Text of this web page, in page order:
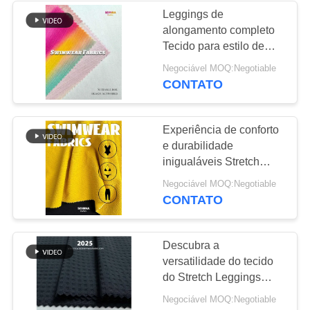
Tela da malha do
Activewear
170
tela do desgaste da
ioga
164
Leggings de
alongamento completo
Tecido para estilo de
vida ativo Uso diário
Negociável MOQ:Negotiable
CONTATO
Experiência de conforto
e durabilidade
inigualáveis Stretch
Leggings Tecido 113cm
Largura
Negociável MOQ:Negotiable
CONTATO
Descubra a
versatilidade do tecido
do Stretch Leggings
para a sua coleção de
Negociável MOQ:Negotiable